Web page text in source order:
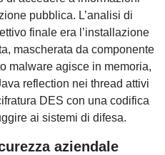
pubblica. L’analisi di
finale era l’installazione
mascherata da componente
malware agisce in memoria,
reflection nei thread attivi
DES con una codifica
ai sistemi di difesa.
aziendale